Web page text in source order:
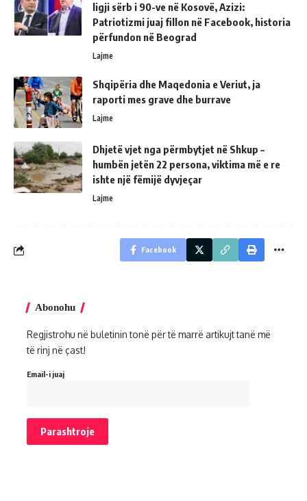
ligji sërb i 90-ve në Kosovë, Azizi:
Patriotizmi juaj fillon në Facebook, historia
përfundon në Beograd
Lajme
Shqipëria dhe Maqedonia e Veriut, ja
raporti mes grave dhe burrave
Lajme
Dhjetë vjet nga përmbytjet në Shkup –
humbën jetën 22 persona, viktima më e re
ishte një fëmijë dyvjeçar
Lajme
Facebook
Abonohu
Regjistrohu në buletinin tonë për të marrë artikujt tanë më
të rinj në çast!
Email-i juaj